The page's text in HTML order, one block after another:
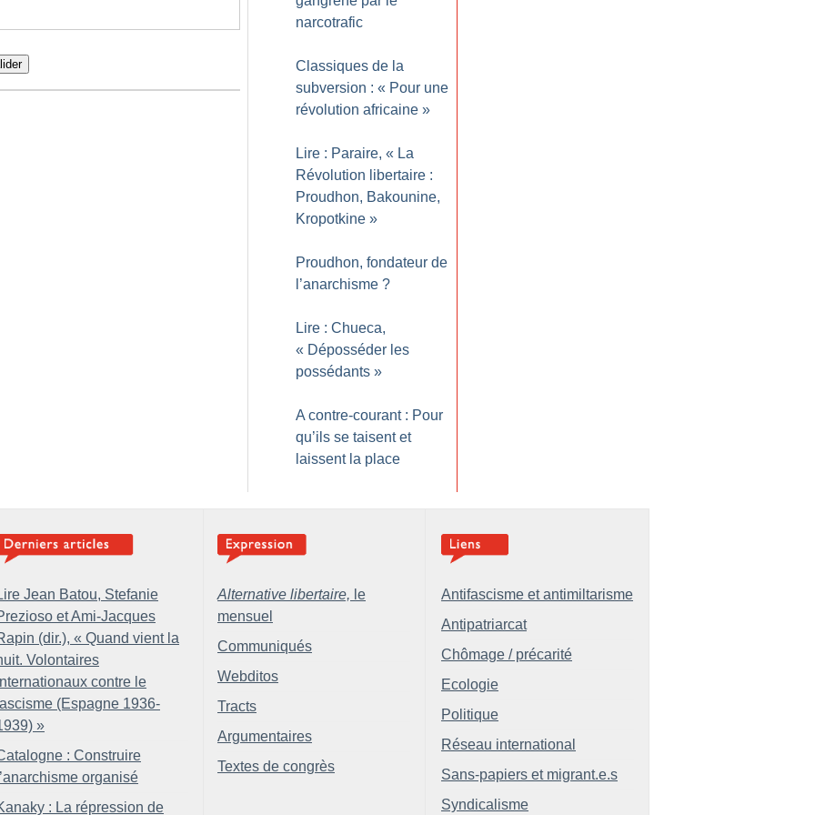
narcotrafic
Classiques de la
subversion : « Pour une
révolution africaine »
Lire : Paraire, « La
Révolution libertaire :
Proudhon, Bakounine,
Kropotkine »
Proudhon, fondateur de
l’anarchisme ?
Lire : Chueca,
« Déposséder les
possédants »
A contre-courant : Pour
qu’ils se taisent et
laissent la place
Jean Batou, Stefanie
et Ami-Jacques
(dir.), « Quand vient la
Volontaires
contre le
(Espagne 1936-
»
: Construire
organisé
: La répression de
Alternative libertaire, le
mensuel
Communiqués
Webditos
Tracts
Argumentaires
Textes de congrès
Antifascisme et antimiltarisme
Antipatriarcat
Chômage / précarité
Ecologie
Politique
Réseau international
Sans-papiers et migrant.e.s
Syndicalisme